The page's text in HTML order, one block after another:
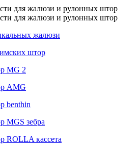
для жалюзи и рулонных штор
для жалюзи и рулонных штор
жалюзи
штор
MG 2
AMG
benthin
MGS зебра
ROLLA кассета